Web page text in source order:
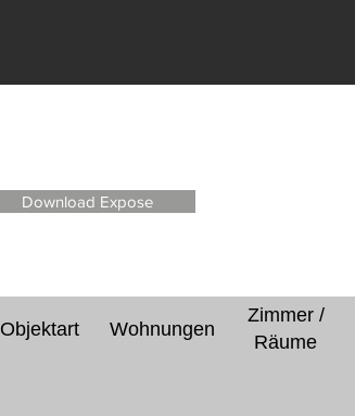
Download Expose
Objektart Wohnungen
Zimmer /
Räume